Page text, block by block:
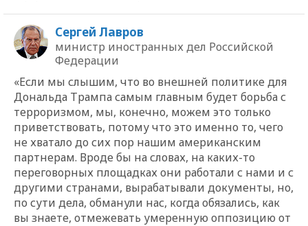
Сергей Лавров
министр иностранных дел Российской
Федерации
«Если мы слышим, что во внешней политике для
Дональда Трампа самым главным будет борьба с
терроризмом, мы, конечно, можем это только
приветствовать, потому что это именно то, чего
не хватало до сих пор нашим американским
партнерам. Вроде бы на словах, на каких-то
переговорных площадках они работали с нами и с
другими странами, вырабатывали документы, но,
по сути дела, обманули нас, когда обязались, как
вы знаете, отмежевать умеренную оппозицию от